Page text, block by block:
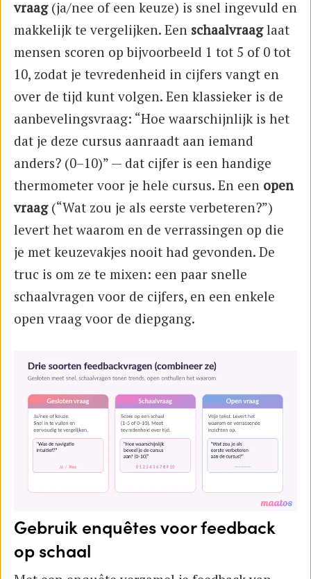
vraag(ja/nee of een keuze) is snel ingevuld en
makkelijk te vergelijken. Een schaalvraaglaat
mensen scoren op bijvoorbeeld 1 tot 5 of 0 tot
10, zodat je tevredenheid in cijfers vangt en
over de tijd kunt volgen. Een klassieker is de
aanbevelingsvraag: “Hoe waarschijnlijk is het
dat je deze cursus aanraadt aan iemand
anders? (0–10)” — dat cijfer is een handige
thermometer voor je hele cursus. En een open
vraag(“Wat zou je als eerste verbeteren?”)
levert het waarom en de verrassingen op die
je met keuzevakjes nooit had gevonden. De
truc is om ze te mixen: een paar snelle
schaalvragen voor de cijfers, en een enkele
open vraag voor de diepgang.
Gebruik enquêtes voor feedback
op schaal